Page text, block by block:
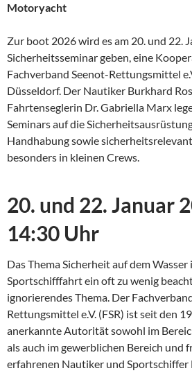
Motoryacht
Zur boot 2026 wird es am 20. und 22.
Sicherheitsseminar geben, eine
Fachverband Seenot-Rettungsmittel
Düsseldorf. Der Nautiker Burkhard
Fahrtenseglerin Dr. Gabriella Marx
Seminars auf die
Handhabung sowie
besonders in kleinen Crews.
20. und 22. Januar
14:30 Uhr
Das Thema Sicherheit auf dem Wasser
Sportschifffahrt ein oft zu wenig
ignorierendes Thema. Der
Rettungsmittel e.V. (FSR) ist seit den
anerkannte Autorität sowohl im
als auch im gewerblichen Bereich und
erfahrenen Nautiker und Sportschiffer